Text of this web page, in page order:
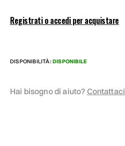
Registrati o accedi per acquistare
DISPONIBILITÀ: DISPONIBILE
Hai bisogno di aiuto? Contattaci